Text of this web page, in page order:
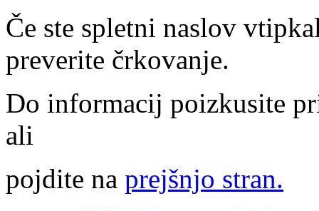
Če ste spletni naslov
preverite črkovanje.
Do informacij poizkusite
ali
pojdite na prejšnjo stran.